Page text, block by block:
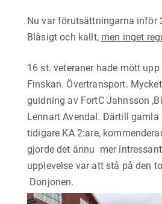
Nu var förutsättningarna inför
Blåsigt och kallt, men inget
16 st. veteraner hade mött
Finskan. Övertransport.
guidning av FortC Jahnsson
Lennart Avendal. Därtill gamla
tidigare KA 2:are,
gjorde det ännu mer
upplevelse var att stå på den
Donjonen.